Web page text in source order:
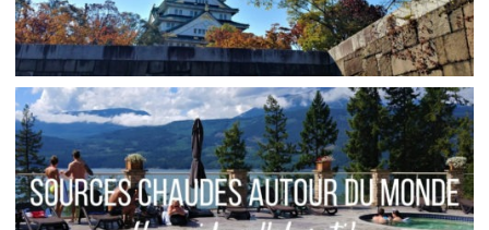
JAPON // FAUT-IL ALLER À OSAKA ?
Audrey Asie,Blog